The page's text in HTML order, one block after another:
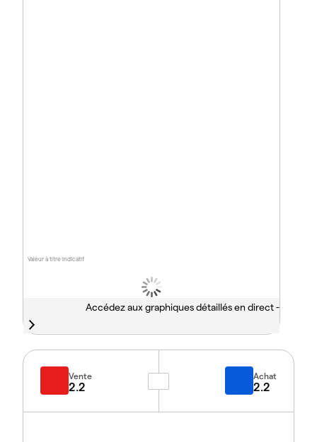
Valeur à titre indicatif
Accédez aux graphiques détaillés en direct -
Vente
2.2
Achat
2.2